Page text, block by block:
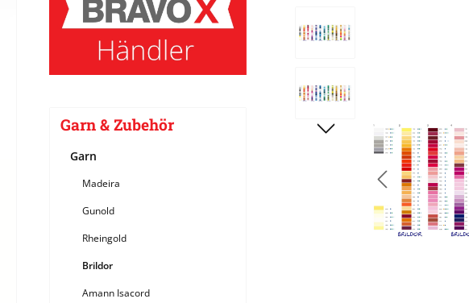
Garn & Zubehör
Garn
Madeira
Gunold
Rheingold
Brildor
Amann Isacord